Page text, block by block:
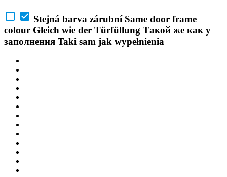
Stejná barva zárubní Same door frame
colour Gleich wie der Türfüllung Такой же как у
заполнения Taki sam jak wypełnienia